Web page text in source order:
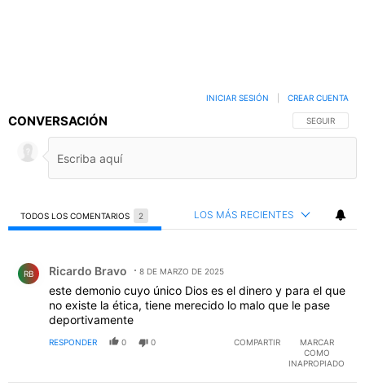
CONVERSACIÓN SIGA ESTA
SEGUIR
INICIAR SESIÓN CREAR CUENTA
TODOS LOS COMENTARIOS 2 LOS MÁS RECIENTES
RB Ricardo Bravo 8 DE MARZO DE 2025
este demonio cuyo único Dios es el dinero y para el que
no existe la ética, tiene merecido lo malo que le pase
deportivamente
RESPONDER 0 0 COMPARTIR
MARCAR
COMO
INAPROPIADO